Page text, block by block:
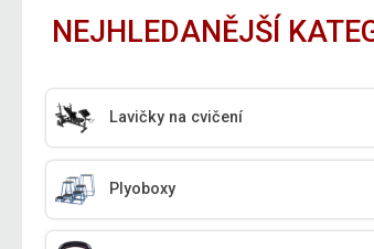
NEJHLEDANĚJŠÍ
Lavičky na cvičení
Plyoboxy